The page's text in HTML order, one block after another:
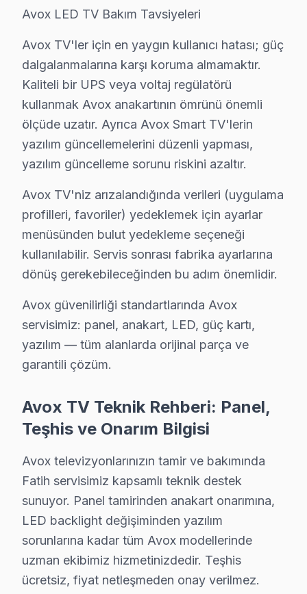
Tahtakale Avox Servis
Avox Servis Merkezi →
Taya Hatun Avox Servis
Avox TV Taya Hatun'de internet bağlantısı sorunuyla
Taya Hatun Avox Anakart Tamiri →
Topkapı Avox Servis
Fatih'da Topkapı mahallesi için Avox TV fiyat teklifi
Topkapı Avox Açılmıyor Arıza →
Yavuz Sinan Avox Servis
Yavuz Sultan Selim Avox Servis
Fatih TV Servis Merkezi →
Yedikule Avox Servis
Fatih TV Servis Merkezi →
Zeyrek Avox Servis
Zeyrek bölgesindeki Avox kullanıcıları için haftanın 7
Zeyrek Avox Açılmıyor Arıza →
Fatih Avox TV Servis Hizmet Bölgesi
Fatih bölgesine kapıya gelen Avox TV tamir servisi
Avox LED TV Bakım Tavsiyeleri
Avox TV'ler için en yaygın kullanıcı hatası; güç
dalgalanmalarına karşı koruma almamaktır.
Kaliteli bir UPS veya voltaj regülatörü
kullanmak Avox anakartının ömrünü önemli
ölçüde uzatır. Ayrıca Avox Smart TV'lerin
yazılım güncellemelerini düzenli yapması,
yazılım güncelleme sorunu riskini azaltır.
Avox TV'niz arızalandığında verileri (uygulama
profilleri, favoriler) yedeklemek için ayarlar
menüsünden bulut yedekleme seçeneği
kullanılabilir. Servis sonrası fabrika ayarlarına
dönüş gerekebileceğinden bu adım önemlidir.
Avox güvenilirliği standartlarında Avox
servisimiz: panel, anakart, LED, güç kartı,
yazılım — tüm alanlarda orijinal parça ve
garantili çözüm.
Avox TV Teknik Rehberi: Panel,
Teşhis ve Onarım Bilgisi
Avox televizyonlarınızın tamir ve bakımında
Fatih servisimiz kapsamlı teknik destek
sunuyor. Panel tamirinden anakart onarımına,
LED backlight değişiminden yazılım
sorunlarına kadar tüm Avox modellerinde
uzman ekibimiz hizmetinizdedir. Teşhis
ücretsiz, fiyat netleşmeden onay verilmez.